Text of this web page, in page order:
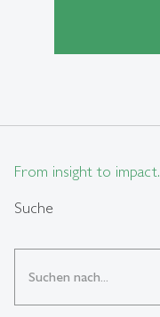
From insight to impact.
Suche